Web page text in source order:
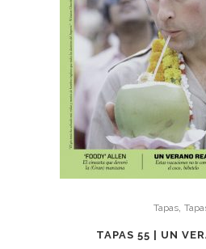
Tapas,
TAPAS 55 | UN